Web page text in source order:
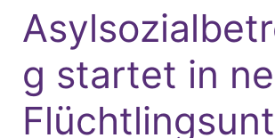
g startet in
in
neuer
Flüchtlingsunterkunft
in
Freiham